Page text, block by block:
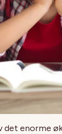
det enorme